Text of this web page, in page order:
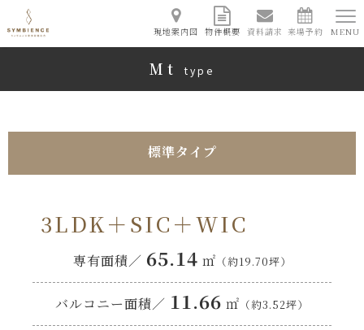
現地案内図 物件概要 資料請求 来場予約 MENU
Mttype
標準タイプ
3LDK＋SIC＋WIC
専有面積／ 65.14 ㎡ （約19.70坪）
バルコニー面積／ 11.66 ㎡ （約3.52坪）